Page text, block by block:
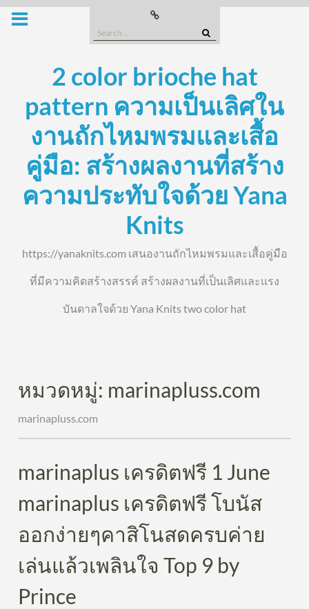
Skip
Buy
this
Search
for:
2 color brioche hat
pattern ความเป็นเลิศใน
งานถักไหมพรมและเสื้อ
คู่มือ: สร้างผลงานที่สร้าง
ความประทับใจด้วย Yana
Knits
https://yanaknits.com เสนองานถักไหมพรมและเสื้อคู่มือ
ที่มีความคิดสร้างสรรค์ สร้างผลงานที่เป็นเลิศและแรง
บันดาลใจด้วย Yana Knits two color hat
หมวดหมู่: marinapluss.com
marinapluss.com
marinaplus เครดิตฟรี 1 June
marinaplus เครดิตฟรี โบนัส
ออกง่ายๆคาสิโนสดครบค่าย
เล่นแล้วเพลินใจ Top 9 by
Prince